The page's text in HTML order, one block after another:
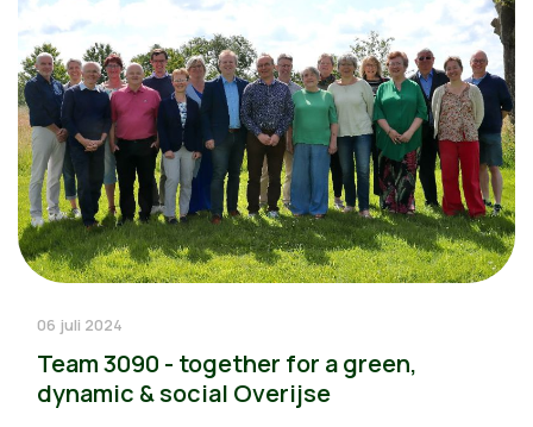
06 juli 2024
Team 3090 - together for a green,
dynamic & social Overijse